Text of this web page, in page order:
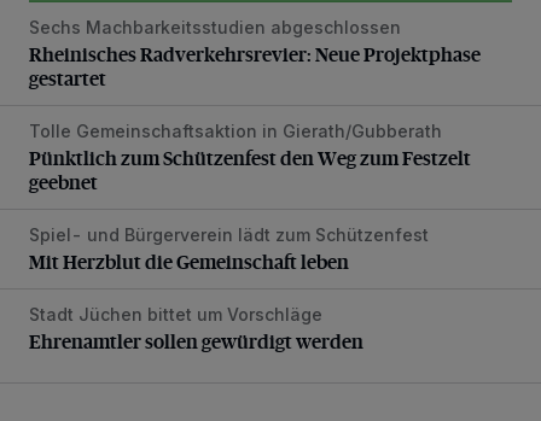
Rheinisches Radverkehrsrevier: Neue Projektphase
Sechs Machbarkeitsstudien abgeschlossen
Rheinisches Radverkehrsrevier: Neue Projektphase
gestartet
Pünktlich zum Schützenfest den Weg zum Festzelt
Tolle Gemeinschaftsaktion in Gierath/Gubberath
Pünktlich zum Schützenfest den Weg zum Festzelt
geebnet
Mit Herzblut die Gemeinschaft leben
Spiel- und Bürgerverein lädt zum Schützenfest
Mit Herzblut die Gemeinschaft leben
Ehrenamtler sollen gewürdigt werden
Stadt Jüchen bittet um Vorschläge
Ehrenamtler sollen gewürdigt werden